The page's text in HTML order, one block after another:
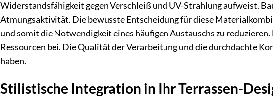
Widerstandsfähigkeit gegen Verschleiß und UV-Strahlung aufweist.
Atmungsaktivität. Die bewusste Entscheidung für diese
und somit die Notwendigkeit eines häufigen Austauschs zu
Ressourcen bei. Die Qualität der Verarbeitung und die durchdachte
haben.
Stilistische Integration in Ihr Terrassen-